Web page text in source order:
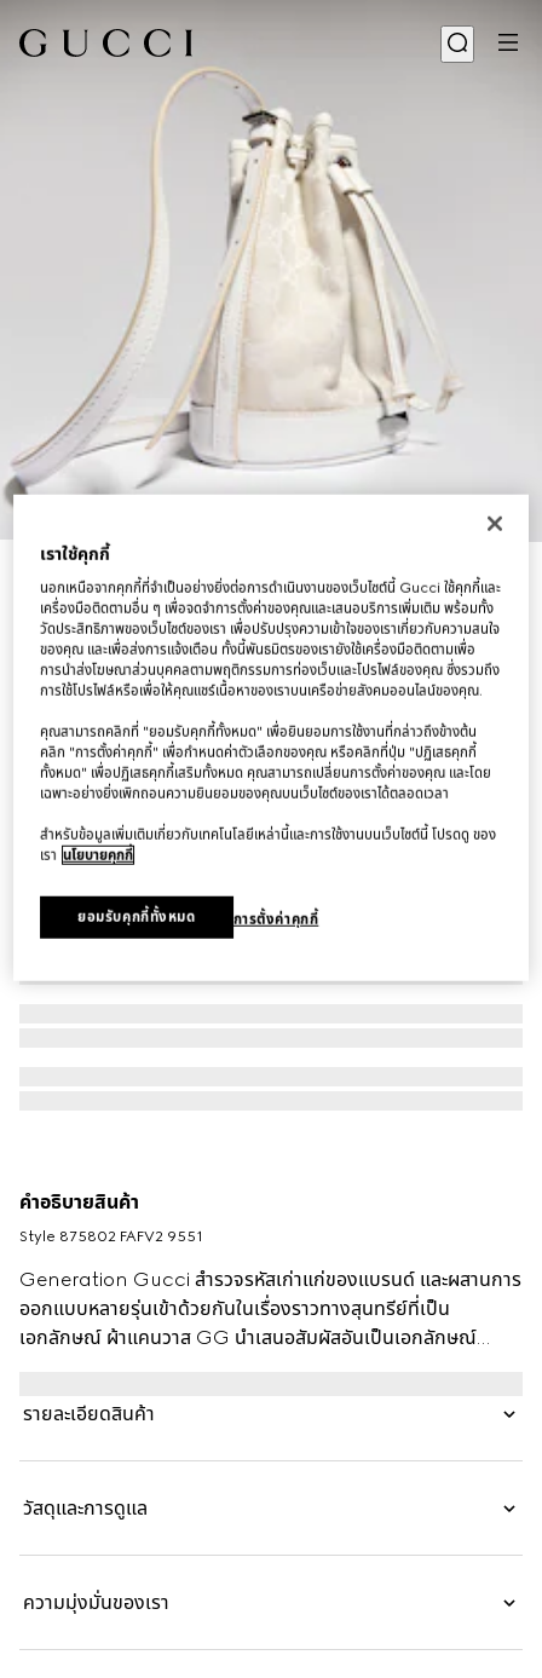
กระเป๋า Mini bucket bag with Gucci plaque
฿44,000
ตัวแปรผ้าแคนวาส GG สีขาวงาช้าง
คำอธิบายสินค้า
Style ‎875802 FAFV2 9551
Generation Gucci สำรวจรหัสเก่าแก่ของแบรนด์ และผสานการ
ออกแบบหลายรุ่นเข้าด้วยกันในเรื่องราวทางสุนทรีย์ที่เป็น
เอกลักษณ์ ผ้าแคนวาส GG นำเสนอสัมผัสอันเป็นเอกลักษณ์
รายละเอียดสินค้า
วัสดุและการดูแล
ความมุ่งมั่นของเรา
เราใช้คุกกี้
นอกเหนือจากคุกกี้ที่จำเป็นอย่างยิ่งต่อการดำเนินงานของเว็บไซต์นี้ Gucci ใช้คุกกี้และ
เครื่องมือติดตามอื่น ๆ เพื่อจดจำการตั้งค่าของคุณและเสนอบริการเพิ่มเติม พร้อมทั้ง
วัดประสิทธิภาพของเว็บไซต์ของเรา เพื่อปรับปรุงความเข้าใจของเราเกี่ยวกับความสนใจ
ของคุณ และเพื่อส่งการแจ้งเตือน ทั้งนี้พันธมิตรของเรายังใช้เครื่องมือติดตามเพื่อ
การนำส่งโฆษณาส่วนบุคคลตามพฤติกรรมการท่องเว็บและโปรไฟล์ของคุณ ซึ่งรวมถึง
การใช้โปรไฟล์หรือเพื่อให้คุณแชร์เนื้อหาของเราบนเครือข่ายสังคมออนไลน์ของคุณ.
คุณสามารถคลิกที่ "ยอมรับคุกกี้ทั้งหมด" เพื่อยินยอมการใช้งานที่กล่าวถึงข้างต้น
คลิก "การตั้งค่าคุกกี้" เพื่อกำหนดค่าตัวเลือกของคุณ หรือคลิกที่ปุ่ม "ปฏิเสธคุกกี้
ทั้งหมด" เพื่อปฏิเสธคุกกี้เสริมทั้งหมด คุณสามารถเปลี่ยนการตั้งค่าของคุณ และโดย
เฉพาะอย่างยิ่งเพิกถอนความยินยอมของคุณบนเว็บไซต์ของเราได้ตลอดเวลา
สำหรับข้อมูลเพิ่มเติมเกี่ยวกับเทคโนโลยีเหล่านี้และการใช้งานบนเว็บไซต์นี้ โปรดดู ของ
เรา นโยบายคุกกี้
การตั้งค่าคุกกี้
ยอมรับคุกกี้ทั้งหมด